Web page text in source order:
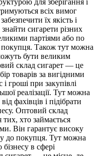
всіх вимог
їх якість і
сигарети різних
партіями або по
покупця. Також тут можна
бути великим
склад сигарет — це
товарів за вигідними
гроші при закупівлі
реалізації. Тут можна
фахівців і підібрати
Оптовий склад
хто займається
Він гарантує високу
до покупця. Тут можна
в сфері